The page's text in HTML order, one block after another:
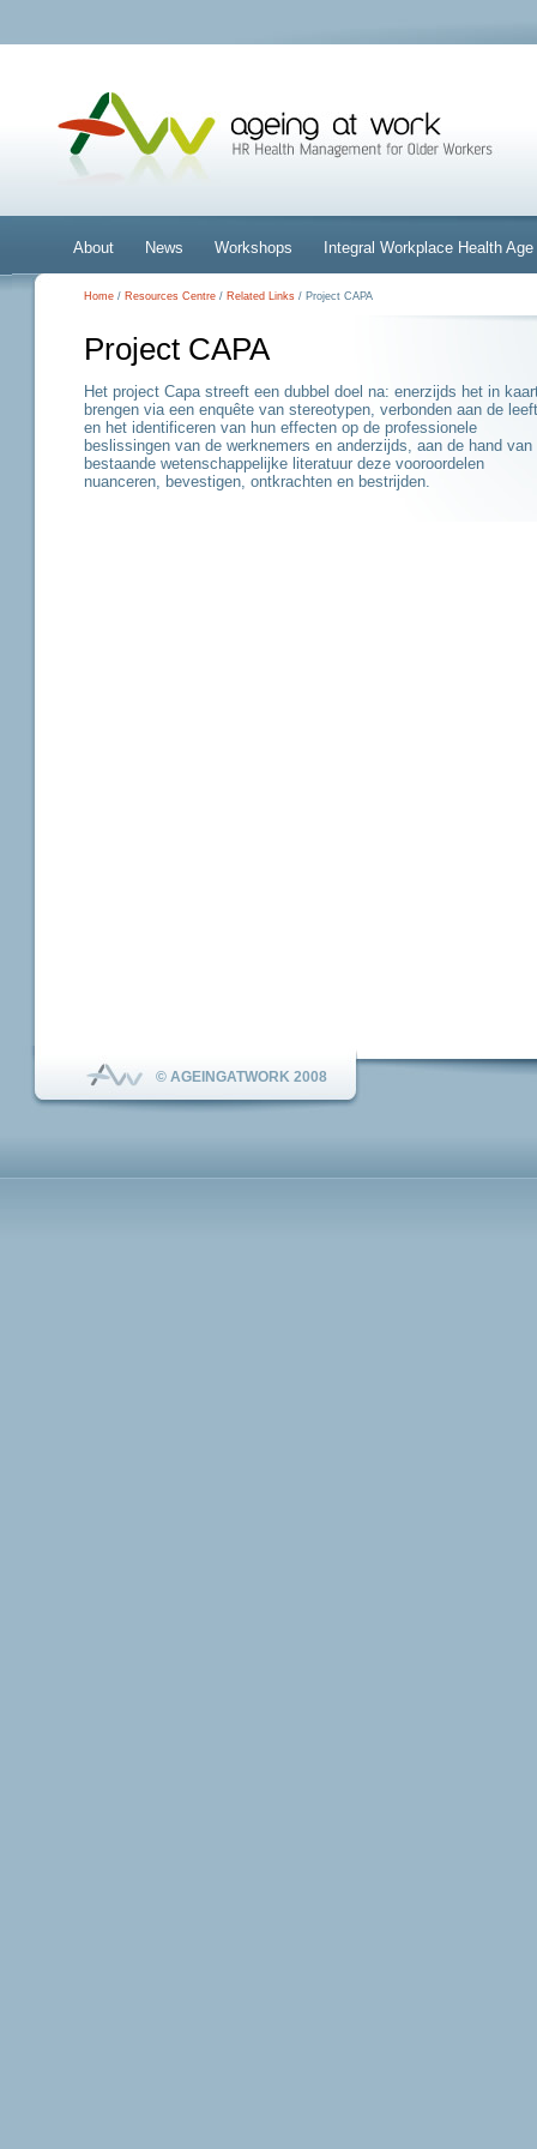
About News Workshops Integral Workplace Health
Home / Resources Centre / Related Links / Project CAPA
Project CAPA
Het project Capa streeft een dubbel doel na: enerzijds het in
brengen via een enquête van stereotypen, verbonden aan de
en het identificeren van hun effecten op de professionele
beslissingen van de werknemers en anderzijds, aan de hand van
bestaande wetenschappelijke literatuur deze vooroordelen
nuanceren, bevestigen, ontkrachten en bestrijden.
© AGEINGATWORK 2008